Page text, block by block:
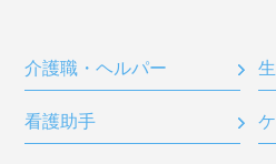
介護職・ヘルパー
看護助手